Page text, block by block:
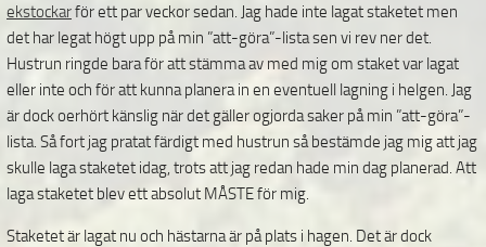
ekstockarför ett par veckor sedan. Jag hade inte lagat staketet men
det har legat högt upp på min ”att-göra”-lista sen vi rev ner det.
Hustrun ringde bara för att stämma av med mig om staket var lagat
eller inte och för att kunna planera in en eventuell lagning i helgen. Jag
är dock oerhört känslig när det gäller ogjorda saker på min ”att-göra”-
lista. Så fort jag pratat färdigt med hustrun så bestämde jag mig att jag
skulle laga staketet idag, trots att jag redan hade min dag planerad. Att
laga staketet blev ett absolut MÅSTE för mig.
Staketet är lagat nu och hästarna är på plats i hagen. Det är dock